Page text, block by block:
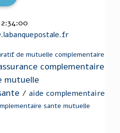
de mutuelle complementaire
complementaire
mutuelle
/ aide complementaire
sante mutuelle